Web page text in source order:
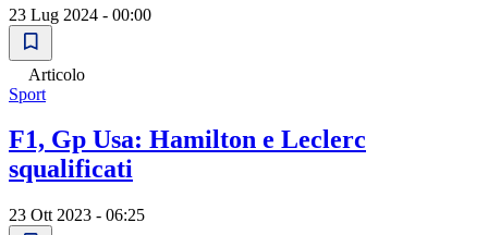
23 Lug 2024 - 00:00
Articolo
Sport
F1, Gp Usa: Hamilton e Leclerc
squalificati
23 Ott 2023 - 06:25